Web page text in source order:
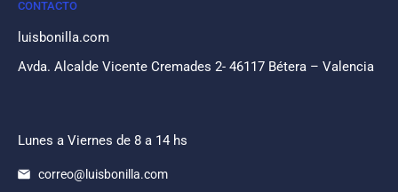
CONTACTO
luisbonilla.com
Avda. Alcalde Vicente Cremades 2- 46117 Bétera – Valencia
Lunes a Viernes de 8 a 14 hs
correo@luisbonilla.com